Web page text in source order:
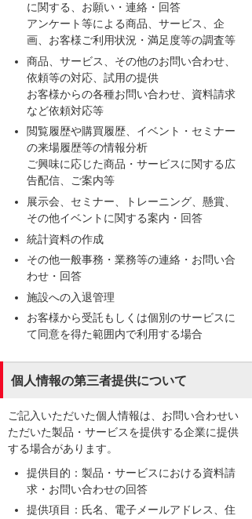
に関する、お願い・連絡・回答
アンケート等による商品、サービス、企
画、お客様ご利用状況・満足度等の調査等
商品、サービス、その他のお問い合わせ、
依頼等の対応、試用の提供
お客様からの各種お問い合わせ、資料請求
など依頼対応等
閲覧履歴や購買履歴、イベント・セミナー
の来場履歴等の情報分析
ご興味に応じた商品・サービスに関する広
告配信、ご案内等
展示会、セミナー、トレーニング、懸賞、
その他イベントに関する案内・回答
統計資料の作成
その他一般事務・業務等の連絡・お問い合
わせ・回答
施設への入退管理
お客様から受託もしくは個別のサービスに
て同意を得た範囲内で利用する場合
個人情報の第三者提供について
ご記入いただいた個人情報は、お問い合わせい
ただいた製品・サービスを提供する企業に提供
する場合があります。
提供目的：製品・サービスにおける資料請
求・お問い合わせの回答
提供項目：氏名、電子メールアドレス、住